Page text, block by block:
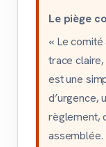
Le piège
« Le
trace
est une
d’urgence,
règlement,
assemblée.